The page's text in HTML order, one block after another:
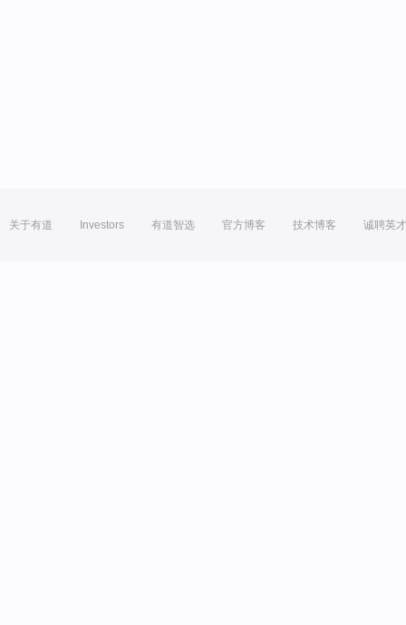
关于有道 Investors 有道智选 官方博客 技术博客 诚聘英才